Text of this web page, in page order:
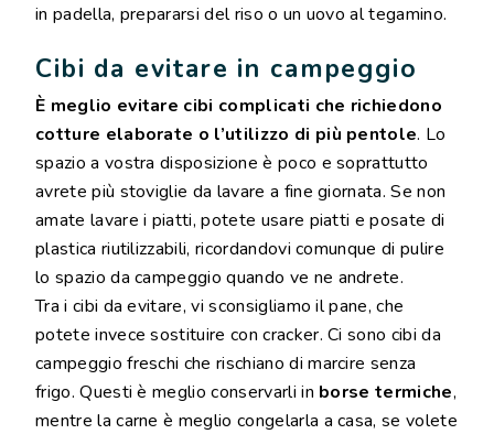
in padella, prepararsi del riso o un uovo al tegamino.
Cibi da evitare in campeggio
È meglio evitare cibi complicati che richiedono
cotture elaborate o l’utilizzo di più pentole. Lo
spazio a vostra disposizione è poco e soprattutto
avrete più stoviglie da lavare a fine giornata. Se non
amate lavare i piatti, potete usare piatti e posate di
plastica riutilizzabili, ricordandovi comunque di pulire
lo spazio da campeggio quando ve ne andrete.
Tra i cibi da evitare, vi sconsigliamo il pane, che
potete invece sostituire con cracker. Ci sono cibi da
campeggio freschi che rischiano di marcire senza
frigo. Questi è meglio conservarli in borse termiche,
mentre la carne è meglio congelarla a casa, se volete